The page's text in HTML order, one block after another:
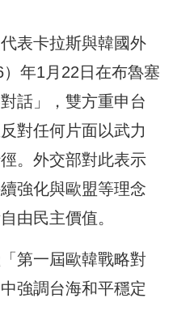
表卡拉斯與韓國外
年1月22日在布魯塞
話」，雙方重申台
對任何片面以武力
。外交部對此表示
強化與歐盟等理念
由民主價值。
第一屆歐韓戰略對
強調台海和平穩定